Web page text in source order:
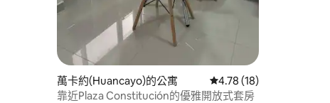
萬卡約(Huancayo)的公寓 從 18 則評價中獲得 4.78
4.78 (18)
靠近Plaza Constitución的優雅開放式套房